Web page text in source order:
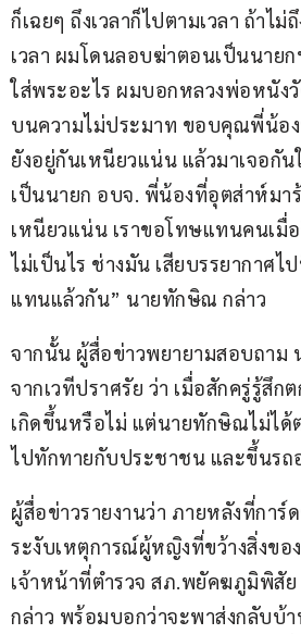
ก็เฉยๆ ถึงเวลาก็ไปตามเวลา ถ้าไม่
เวลา ผมโดนลอบฆ่าตอนเป็นนาย
ใส่พระอะไร ผมบอกหลวงพ่อหนัง
บนความไม่ประมาท ขอบคุณพี่น้อ
ยังอยู่กันเหนียวแน่น แล้วมาเจอกั
เป็นนายก อบจ. พี่น้องที่อุตส่าห์มา
เหนียวแน่น เราขอโทษแทนคนเมื่อ
ไม่เป็นไร ช่างมัน เสียบรรยากาศ
แทนแล้วกัน” นายทักษิณ กล่าว
จากนั้น ผู้สื่อข่าวพยายามสอบถาม
จากเวทีปราศรัย ว่า เมื่อสักครู่รู้สึก
เกิดขึ้นหรือไม่ แต่นายทักษิณไม่ได้
ไปทักทายกับประชาชน และขึ้นร
ผู้สื่อข่าวรายงานว่า ภายหลังที่กา
ระงับเหตุการณ์ผู้หญิงที่ขว้างสิ่งขอ
เจ้าหน้าที่ตำรวจ สภ.พยัคฆภูมิพิสั
กล่าว พร้อมบอกว่าจะพาส่งกลับบ้